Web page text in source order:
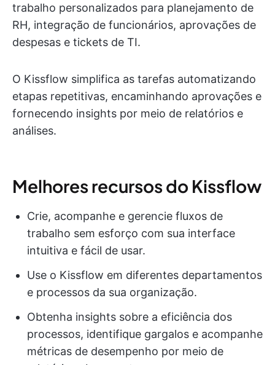
trabalho personalizados para planejamento de
RH, integração de funcionários, aprovações de
despesas e tickets de TI.
O Kissflow simplifica as tarefas automatizando
etapas repetitivas, encaminhando aprovações e
fornecendo insights por meio de relatórios e
análises.
Melhores recursos do Kissflow
Crie, acompanhe e gerencie fluxos de
trabalho sem esforço com sua interface
intuitiva e fácil de usar.
Use o Kissflow em diferentes departamentos
e processos da sua organização.
Obtenha insights sobre a eficiência dos
processos, identifique gargalos e acompanhe
métricas de desempenho por meio de